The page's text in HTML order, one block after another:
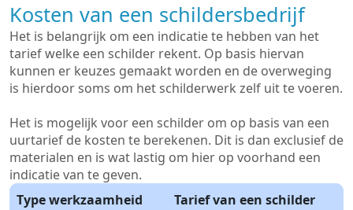
Kosten van een schildersbedrijf
Het is belangrijk om een indicatie te hebben van het
tarief welke een schilder rekent. Op basis hiervan
kunnen er keuzes gemaakt worden en de overweging
is hierdoor soms om het schilderwerk zelf uit te voeren.
Het is mogelijk voor een schilder om op basis van een
uurtarief de kosten te berekenen. Dit is dan exclusief de
materialen en is wat lastig om hier op voorhand een
indicatie van te geven.
Type werkzaamheid
Tarief van een schilder